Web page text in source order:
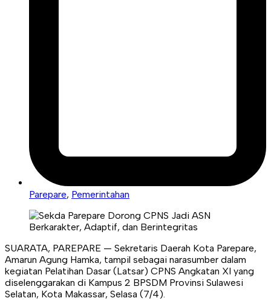
Parepare, Pemerintahan
SUARATA, PAREPARE — Sekretaris Daerah Kota Parepare,
Amarun Agung Hamka, tampil sebagai narasumber dalam
kegiatan Pelatihan Dasar (Latsar) CPNS Angkatan XI yang
diselenggarakan di Kampus 2 BPSDM Provinsi Sulawesi
Selatan, Kota Makassar, Selasa (7/4).